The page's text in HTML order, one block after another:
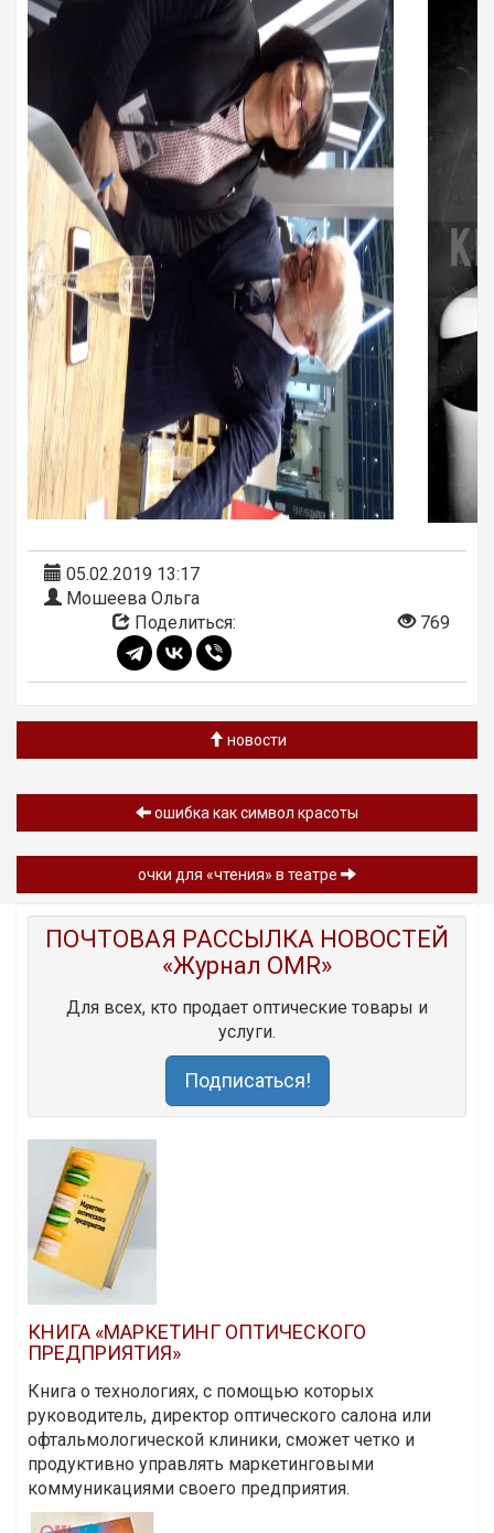
05.02.2019 13:17
Мошеева Ольга
Поделиться:
769
новости
ошибка как символ красоты
очки для «чтения» в театре
ПОЧТОВАЯ РАССЫЛКА НОВОСТЕЙ
«Журнал OMR»
Для всех, кто продает оптические товары и
услуги.
Подписаться!
КНИГА «МАРКЕТИНГ ОПТИЧЕСКОГО
ПРЕДПРИЯТИЯ»
Книга о технологиях, с помощью которых
руководитель, директор оптического салона или
офтальмологической клиники, сможет четко и
продуктивно управлять маркетинговыми
коммуникациями своего предприятия.